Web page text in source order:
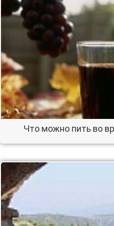
Что можно пить во